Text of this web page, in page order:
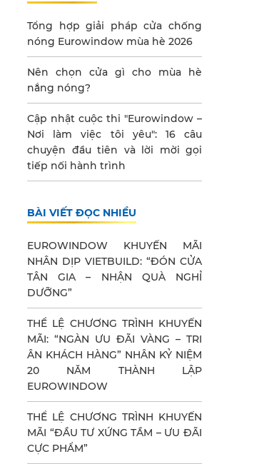
Tổng hợp giải pháp cửa chống
nóng Eurowindow mùa hè 2026
Nên chọn cửa gì cho mùa hè
nắng nóng?
Cập nhật cuộc thi "Eurowindow –
Nơi làm việc tôi yêu": 16 câu
chuyện đầu tiên và lời mời gọi
tiếp nối hành trình
BÀI VIẾT ĐỌC NHIỀU
EUROWINDOW KHUYẾN MÃI
NHÂN DỊP VIETBUILD: “ĐÓN CỬA
TÂN GIA – NHẬN QUÀ NGHỈ
DƯỠNG”
THỂ LỆ CHƯƠNG TRÌNH KHUYẾN
MÃI: “NGÀN ƯU ĐÃI VÀNG – TRI
ÂN KHÁCH HÀNG” NHÂN KỶ NIỆM
20 NĂM THÀNH LẬP
EUROWINDOW
THỂ LỆ CHƯƠNG TRÌNH KHUYẾN
MÃI “ĐẦU TƯ XỨNG TẦM – ƯU ĐÃI
CỰC PHẨM”